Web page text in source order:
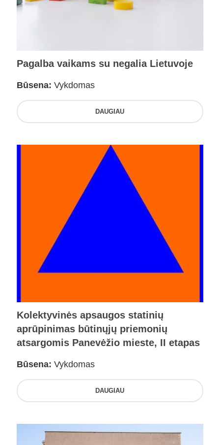
Pagalba vaikams su negalia Lietuvoje
Būsena: Vykdomas
DAUGIAU
Kolektyvinės apsaugos statinių
aprūpinimas būtinųjų priemonių
atsargomis Panevėžio mieste, II etapas
Būsena: Vykdomas
DAUGIAU